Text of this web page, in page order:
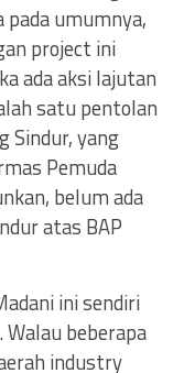
pada umumnya,
project ini
ada aksi lajutan
satu pentolan
Sindur, yang
Pemuda
belum ada
atas BAP
ini sendiri
beberapa
industry